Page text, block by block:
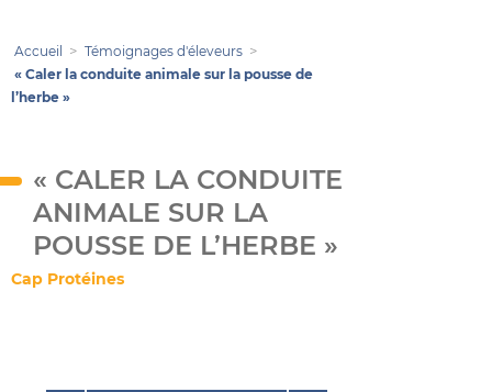
Accueil
Témoignages d'éleveurs
« Caler la conduite animale sur la pousse de
l’herbe »
« CALER LA CONDUITE
ANIMALE SUR LA
POUSSE DE L’HERBE »
Cap Protéines